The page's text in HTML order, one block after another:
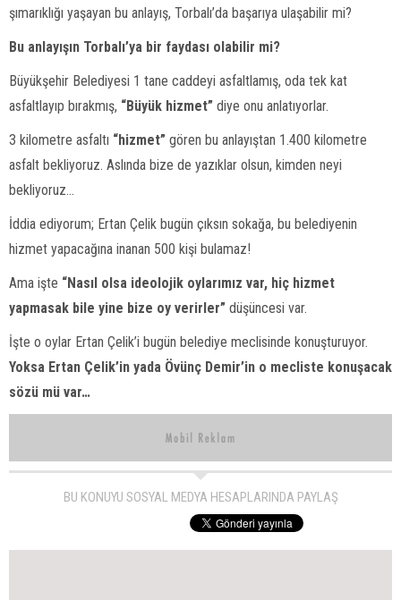
şımarıklığı yaşayan bu anlayış, Torbalı’da başarıya ulaşabilir mi?
Bu anlayışın Torbalı’ya bir faydası olabilir mi?
Büyükşehir Belediyesi 1 tane caddeyi asfaltlamış, oda tek kat
asfaltlayıp bırakmış, “Büyük hizmet” diye onu anlatıyorlar.
3 kilometre asfaltı “hizmet” gören bu anlayıştan 1.400 kilometre
asfalt bekliyoruz. Aslında bize de yazıklar olsun, kimden neyi
bekliyoruz…
İddia ediyorum; Ertan Çelik bugün çıksın sokağa, bu belediyenin
hizmet yapacağına inanan 500 kişi bulamaz!
Ama işte “Nasıl olsa ideolojik oylarımız var, hiç hizmet
yapmasak bile yine bize oy verirler” düşüncesi var.
İşte o oylar Ertan Çelik’i bugün belediye meclisinde konuşturuyor.
Yoksa Ertan Çelik’in yada Övünç Demir’in o mecliste konuşacak
sözü mü var…
BU KONUYU SOSYAL MEDYA HESAPLARINDA PAYLAŞ